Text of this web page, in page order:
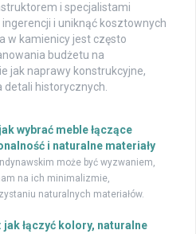
i specjalistami
i uniknąć kosztownych
w kamienicy jest często
budżetu na
jak naprawy konstrukcyjne,
detali historycznych.
wybrać meble łączące
i naturalne materiały
może być wyzwaniem,
na ich minimalizmie,
naturalnych materiałów.
łączyć kolory, naturalne